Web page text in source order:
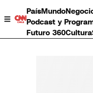
PaísMundo
Podcast y
Futuro 360Cultura